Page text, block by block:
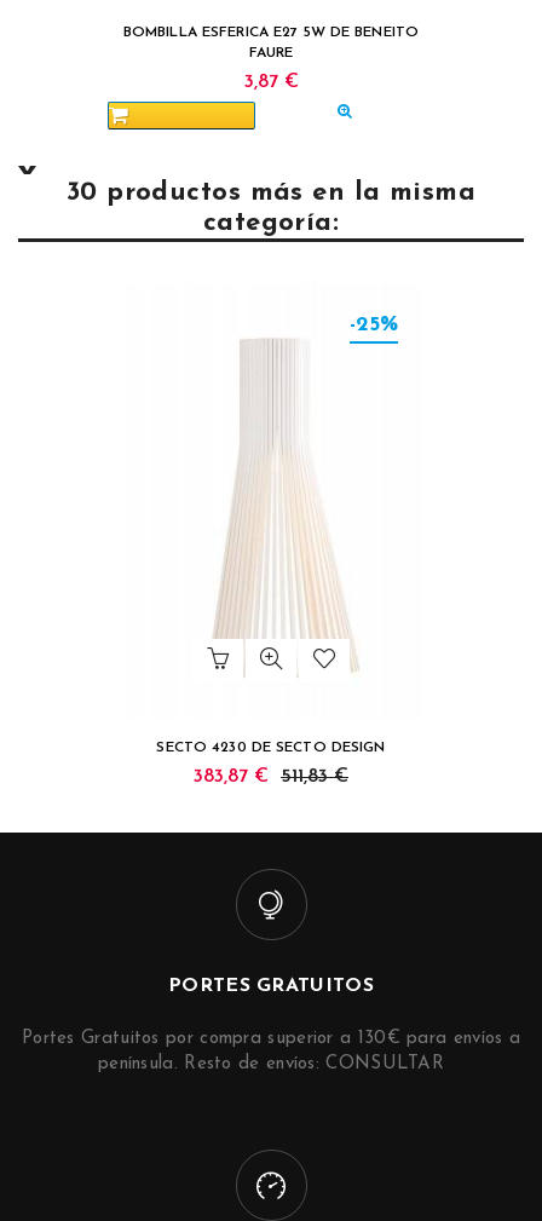
BOMBILLA ESFERICA E27 5W DE BENEITO
FAURE
3,87 €
30 productos más en la misma
categoría:
-25%
SECTO 4230 DE SECTO DESIGN
383,87 € 511,83 €
PORTES GRATUITOS
Portes Gratuitos por compra superior a 130€ para envíos a
península. Resto de envíos: CONSULTAR